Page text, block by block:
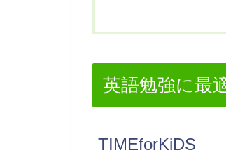
英語勉強に最
TIMEforKiDS